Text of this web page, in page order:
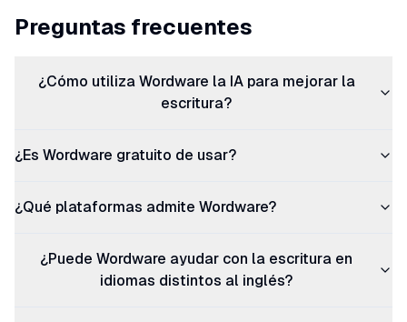
Preguntas frecuentes
¿Cómo utiliza Wordware la IA para mejorar la
escritura?
¿Es Wordware gratuito de usar?
¿Qué plataformas admite Wordware?
¿Puede Wordware ayudar con la escritura en
idiomas distintos al inglés?